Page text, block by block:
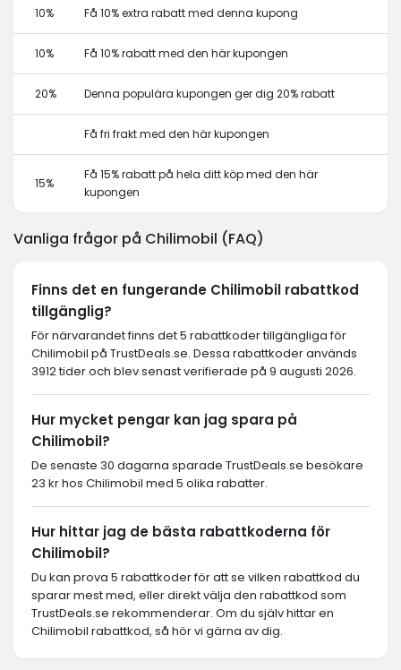
10% Få 10% extra rabatt med denna kupong
10% Få 10% rabatt med den här kupongen
20% Denna populära kupongen ger dig 20% rabatt
Få fri frakt med den här kupongen
15%
Få 15% rabatt på hela ditt köp med den här
kupongen
Vanliga frågor på Chilimobil (FAQ)
Finns det en fungerande Chilimobil rabattkod
tillgänglig?
För närvarandet finns det 5 rabattkoder tillgängliga för
Chilimobil på TrustDeals.se. Dessa rabattkoder används
3912 tider och blev senast verifierade på 9 augusti 2026.
Hur mycket pengar kan jag spara på
Chilimobil?
De senaste 30 dagarna sparade TrustDeals.se besökare
23 kr hos Chilimobil med 5 olika rabatter.
Hur hittar jag de bästa rabattkoderna för
Chilimobil?
Du kan prova 5 rabattkoder för att se vilken rabattkod du
sparar mest med, eller direkt välja den rabattkod som
TrustDeals.se rekommenderar. Om du själv hittar en
Chilimobil rabattkod, så hör vi gärna av dig.